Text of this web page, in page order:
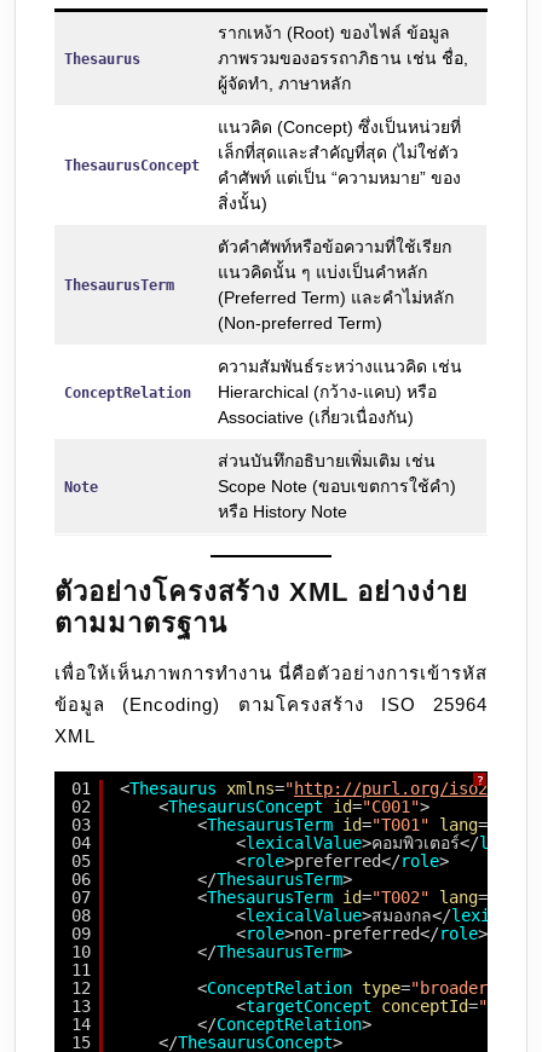
Thesaurus
รากเหง้า (Root) ของไฟล์ ข้อมูล
ภาพรวมของอรรถาภิธาน เช่น ชื่อ,
ผู้จัดทำ, ภาษาหลัก
ThesaurusConcept
แนวคิด (Concept) ซึ่งเป็นหน่วยที่
เล็กที่สุดและสำคัญที่สุด (ไม่ใช่ตัว
คำศัพท์ แต่เป็น “ความหมาย” ของ
สิ่งนั้น)
ThesaurusTerm
ตัวคำศัพท์หรือข้อความที่ใช้เรียก
แนวคิดนั้น ๆ แบ่งเป็นคำหลัก
(Preferred Term) และคำไม่หลัก
(Non-preferred Term)
ConceptRelation
ความสัมพันธ์ระหว่างแนวคิด เช่น
Hierarchical (กว้าง-แคบ) หรือ
Associative (เกี่ยวเนื่องกัน)
Note
ส่วนบันทึกอธิบายเพิ่มเติม เช่น
Scope Note (ขอบเขตการใช้คำ)
หรือ History Note
ตัวอย่างโครงสร้าง XML อย่างง่าย
ตามมาตรฐาน
เพื่อให้เห็นภาพการทำงาน นี่คือตัวอย่างการเข้ารหัส
ข้อมูล (Encoding) ตามโครงสร้าง ISO 25964
XML
?
01
02
03
04
05
06
07
08
09
10
11
12
13
14
15
<Thesaurus xmlns="http://purl.org/iso25964/
<ThesaurusConcept id="C001">
<ThesaurusTerm id="T001" lang=
<lexicalValue>คอมพิวเตอร์</
<role>preferred</role>
</ThesaurusTerm>
<ThesaurusTerm id="T002" lang=
<lexicalValue>สมองกล</
<role>non-preferred</role>
</ThesaurusTerm>
<ConceptRelation type="broader"
<targetConcept conceptId=
</ConceptRelation>
</ThesaurusConcept>